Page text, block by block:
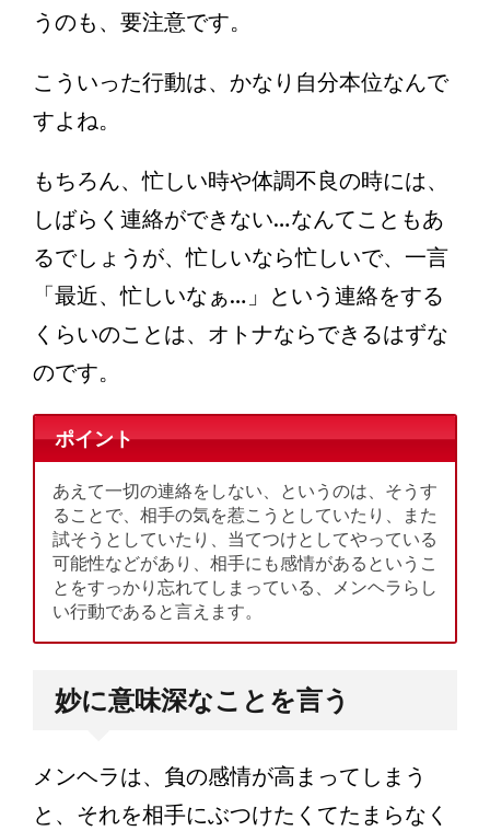
うのも、要注意です。
こういった行動は、かなり自分本位なんで
すよね。
もちろん、忙しい時や体調不良の時には、
しばらく連絡ができない…なんてこともあ
るでしょうが、忙しいなら忙しいで、一言
「最近、忙しいなぁ…」という連絡をする
くらいのことは、オトナならできるはずな
のです。
ポイント
あえて一切の連絡をしない、というのは、そうす
ることで、相手の気を惹こうとしていたり、また
試そうとしていたり、当てつけとしてやっている
可能性などがあり、相手にも感情があるというこ
とをすっかり忘れてしまっている、メンヘラらし
い行動であると言えます。
妙に意味深なことを言う
メンヘラは、負の感情が高まってしまう
と、それを相手にぶつけたくてたまらなく